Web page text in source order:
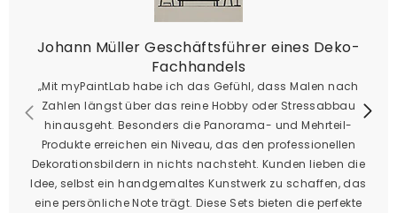
Johann Müller Geschäftsführer eines Deko-
Fachhandels
„Mit myPaintLab habe ich das Gefühl, dass Malen nach
Zahlen längst über das reine Hobby oder Stressabbau
hinausgeht. Besonders die Panorama- und Mehrteil-
Produkte erreichen ein Niveau, das den professionellen
Dekorationsbildern in nichts nachsteht. Kunden lieben die
Idee, selbst ein handgemaltes Kunstwerk zu schaffen, das
eine persönliche Note trägt. Diese Sets bieten die perfekte